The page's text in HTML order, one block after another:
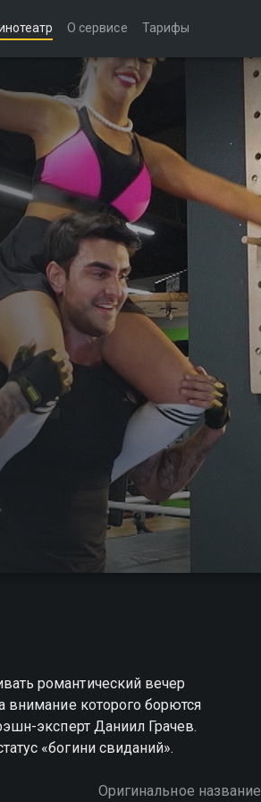
О сервисе Тарифы
романтический вечер
внимание которого борются
эксперт Даниил Грачев.
«богини свиданий».
Оригинальное название